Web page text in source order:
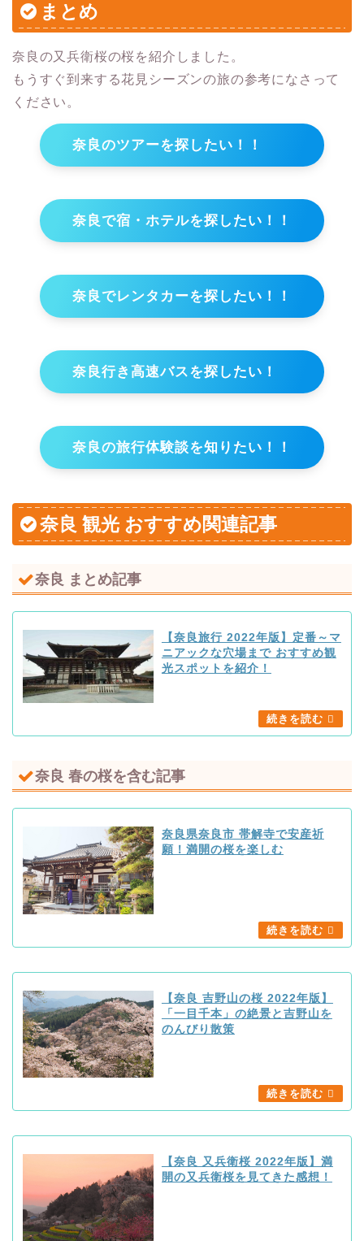
まとめ
奈良の又兵衛桜の桜を紹介しました。
もうすぐ到来する花見シーズンの旅の参考になさって
ください。
奈良のツアーを探したい！！
奈良で宿・ホテルを探したい！！
奈良でレンタカーを探したい！！
奈良行き高速バスを探したい！
奈良の旅行体験談を知りたい！！
奈良 観光 おすすめ関連記事
奈良 まとめ記事
【奈良旅行 2022年版】定番～マ
ニアックな穴場まで おすすめ観
光スポットを紹介！
奈良 春の桜を含む記事
奈良県奈良市 帯解寺で安産祈
願！満開の桜を楽しむ
【奈良 吉野山の桜 2022年版】
「一目千本」の絶景と吉野山を
のんびり散策
【奈良 又兵衛桜 2022年版】満
開の又兵衛桜を見てきた感想！